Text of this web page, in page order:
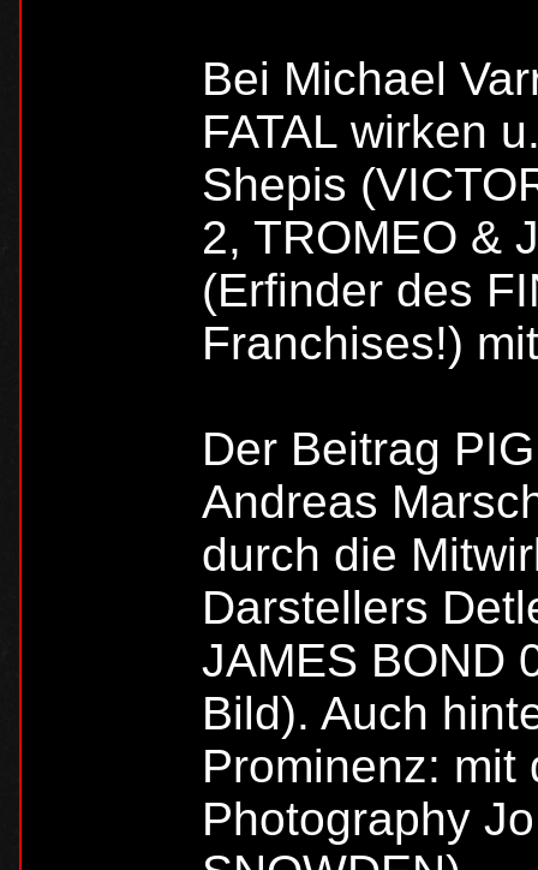
Bei Michael
FATAL wirken
Shepis
2, TROMEO &
(Erfinder des
Franchises!)
Der Beitrag
Andreas
durch die
Darstellers
JAMES BOND
Bild). Auch
Prominenz: mit
Photography